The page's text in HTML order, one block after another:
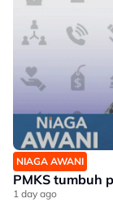
NIAGA AWANI
PMKS tumbuh
1 day ago